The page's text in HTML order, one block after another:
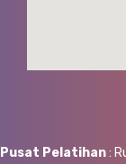
Pusat Pelatihan: